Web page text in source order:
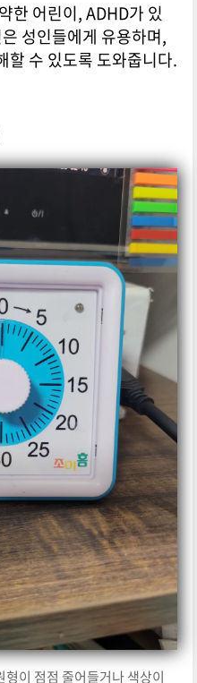
한 어린이, ADHD가 있
성인들에게 유용하며,
할 수 있도록 도와줍니다.
이 점점 줄어들거나 색상이